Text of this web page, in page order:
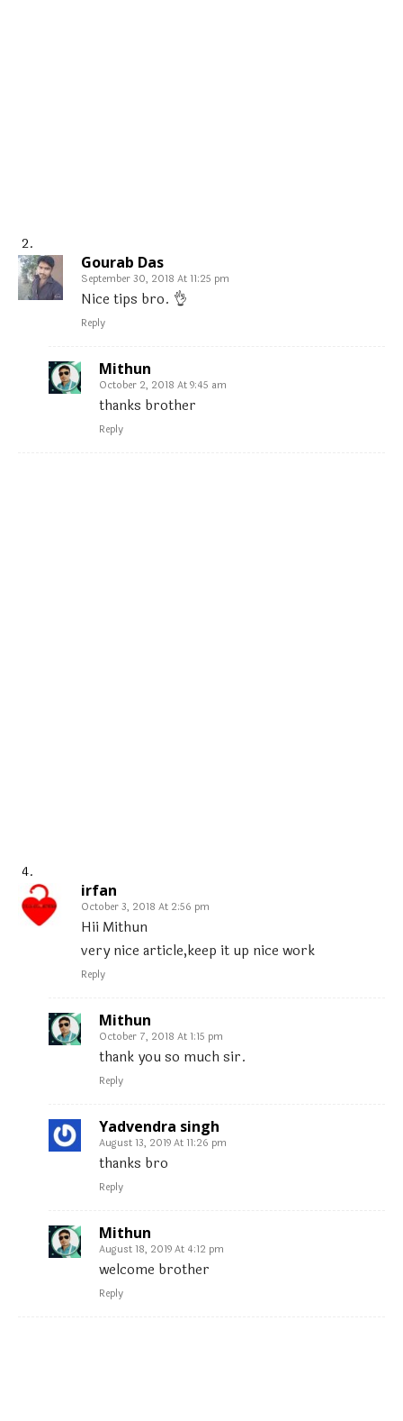
Gourab Das
September 30, 2018 At 11:25 pm
Nice tips bro. 👌
Reply
Mithun
October 2, 2018 At 9:45 am
thanks brother
Reply
irfan
October 3, 2018 At 2:56 pm
Hii Mithun
very nice article,keep it up nice work
Reply
Mithun
October 7, 2018 At 1:15 pm
thank you so much sir.
Reply
Yadvendra singh
August 13, 2019 At 11:26 pm
thanks bro
Reply
Mithun
August 18, 2019 At 4:12 pm
welcome brother
Reply